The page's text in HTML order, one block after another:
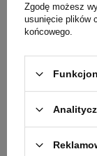
oglądali
NASZ BESTSELLER
Zgodę możesz
usunięcie plików
końcowego.